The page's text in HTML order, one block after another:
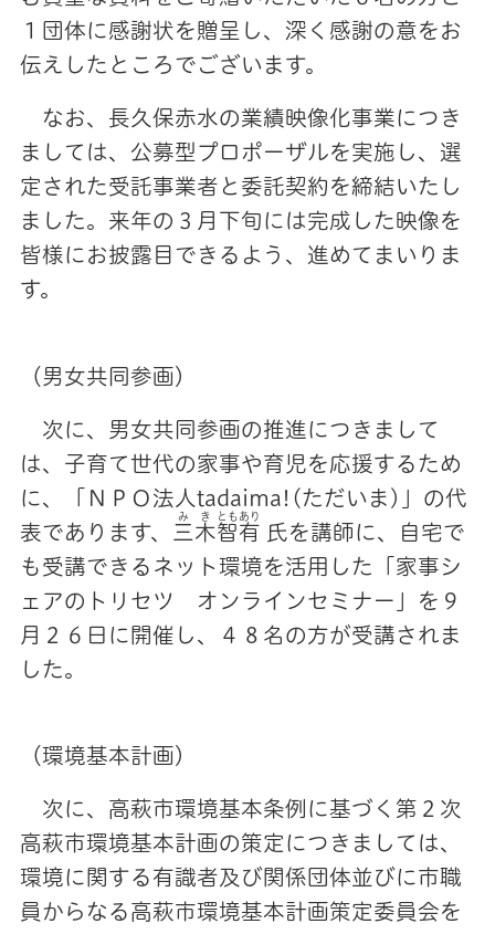
１団体に感謝状を贈呈し、深く感謝の意をお
伝えしたところでございます。
なお、長久保赤水の業績映像化事業につき
ましては、公募型プロポーザルを実施し、選
定された受託事業者と委託契約を締結いたし
ました。来年の３月下旬には完成した映像を
皆様にお披露目できるよう、進めてまいりま
す。
（男女共同参画）
次に、男女共同参画の推進につきまして
は、子育て世代の家事や育児を応援するため
に、「ＮＰＯ法人tadaima!(ただいま)」の代
表であります、
三木
みき
智
とも
有
あり
氏を講師に、自宅で
も受講できるネット環境を活用した「家事シ
ェアのトリセツ オンラインセミナー」を９
月２６日に開催し、４８名の方が受講されま
した。
（環境基本計画）
次に、高萩市環境基本条例に基づく第２次
高萩市環境基本計画の策定につきましては、
環境に関する有識者及び関係団体並びに市職
員からなる高萩市環境基本計画策定委員会を